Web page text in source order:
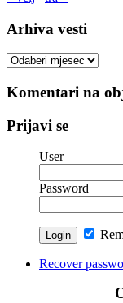
Arhiva vesti
Arhiva
Komentari na
Prijavi se
User
Password
Recover